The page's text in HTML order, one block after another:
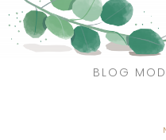
BLOG
VOYAGE
MON DRESSING